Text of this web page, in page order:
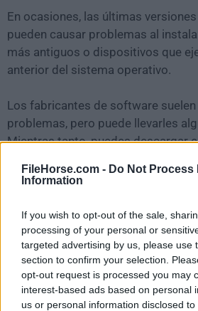
FileHorse.com - Do Not Process
Information
If you wish to opt-out of the sale,
processing of your personal or
targeted advertising by us, please use
section to confirm your selection.
opt-out request is processed you may
interest-based ads based on personal
us or personal information disclosed
En ocasiones, las últimas
pueden causar problemas al
más antiguos o dispositivos que
anterior del sistema operativo.
Los fabricantes de software
problemas, pero puede llevarles
Mientras tanto, puedes descargar
reciente de Gyazo for PCo leer
simplemente hazclic aquí .
Todas las versiones antiguas
sitio web son completamente
disponibles para su descarga sin